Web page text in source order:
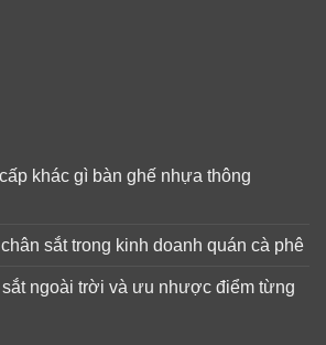
khác gì bàn ghế nhựa thông
sắt trong kinh doanh quán cà phê
ngoài trời và ưu nhược điểm từng